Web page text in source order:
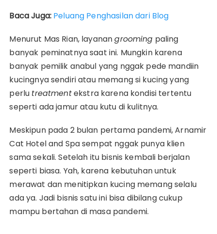
Baca Juga: Peluang Penghasilan dari Blog
Menurut Mas Rian, layanangrooming paling
banyak peminatnya saat ini. Mungkin karena
banyak pemilik anabul yang nggak pede mandiin
kucingnya sendiri atau memang si kucing yang
perlu treatmentekstra karena kondisi tertentu
seperti ada jamur atau kutu di kulitnya.
Meskipun pada 2 bulan pertama pandemi, Arnamir
Cat Hotel and Spa sempat nggak punya klien
sama sekali. Setelah itu bisnis kembali berjalan
seperti biasa. Yah, karena kebutuhan untuk
merawat dan menitipkan kucing memang selalu
ada ya. Jadi bisnis satu ini bisa dibilang cukup
mampu bertahan di masa pandemi.